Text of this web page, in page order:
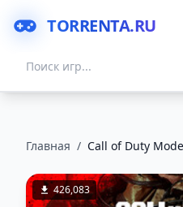
TORRENTA.RU
Главная / Call of Duty
426,083